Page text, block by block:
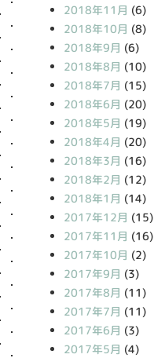
2018年11月 (6)
2018年10月 (8)
2018年9月 (6)
2018年8月 (10)
2018年7月 (15)
2018年6月 (20)
2018年5月 (19)
2018年4月 (20)
2018年3月 (16)
2018年2月 (12)
2018年1月 (14)
2017年12月 (15)
2017年11月 (16)
2017年10月 (2)
2017年9月 (3)
2017年8月 (11)
2017年7月 (11)
2017年6月 (3)
2017年5月 (4)